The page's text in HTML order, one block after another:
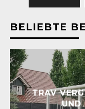
BELIEBTE
TRAV
UND